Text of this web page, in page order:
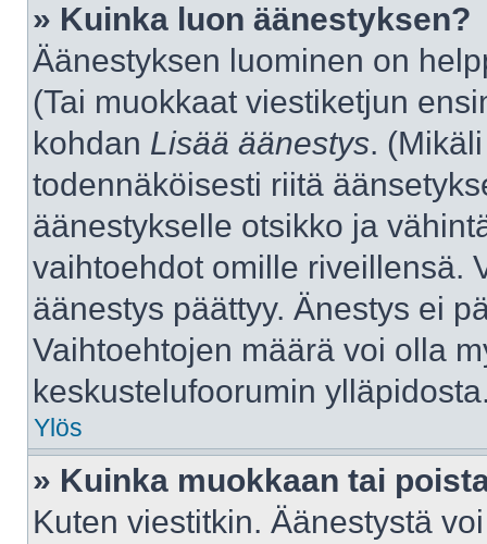
» Kuinka luon äänestyksen?
Äänestyksen luominen on
(Tai muokkaat viestiketjun
kohdan Lisää äänestys.
todennäköisesti riitä
äänestykselle otsikko ja
vaihtoehdot omille riveillensä.
äänestys päättyy. Änestys ei
Vaihtoehtojen määrä voi olla
keskustelufoorumin
Ylös
» Kuinka muokkaan tai
Kuten viestitkin. Äänestystä